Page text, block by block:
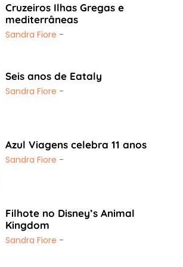
Cruzeiros Ilhas Gregas e
mediterrâneas
Sandra Fiore -
Seis anos de Eataly
Sandra Fiore -
Azul Viagens celebra 11 anos
Sandra Fiore -
Filhote no Disney’s Animal
Kingdom
Sandra Fiore -